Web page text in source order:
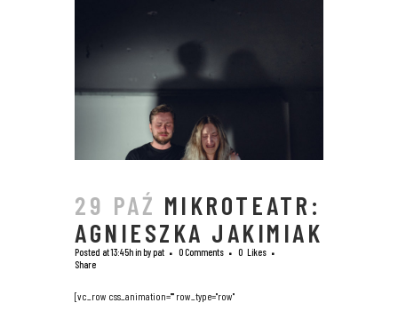
29 PAŹ MIKROTEATR:
AGNIESZKA JAKIMIAK
Posted at 13:45hinbypat 0 Comments 0 Likes
Share
[vc_row css_animation="" row_type="row"